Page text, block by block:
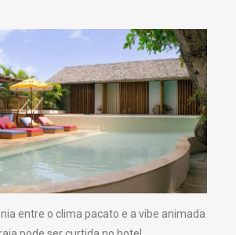
entre o clima pacato e a vibe animada